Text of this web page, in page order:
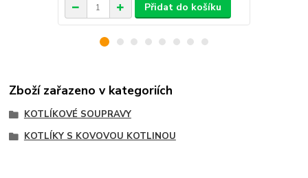
Přidat do košíku
Zboží zařazeno v kategoriích
KOTLÍKOVÉ SOUPRAVY
KOTLÍKY S KOVOVOU KOTLINOU